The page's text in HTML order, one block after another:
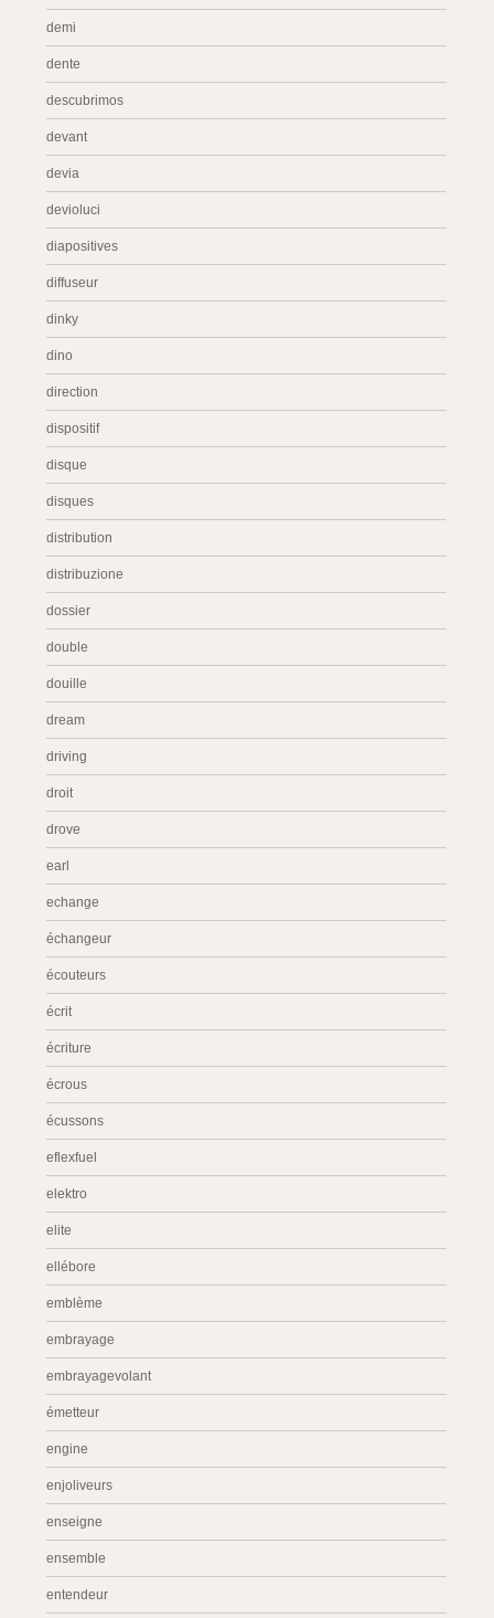
demi
dente
descubrimos
devant
devia
devioluci
diapositives
diffuseur
dinky
dino
direction
dispositif
disque
disques
distribution
distribuzione
dossier
double
douille
dream
driving
droit
drove
earl
echange
échangeur
écouteurs
écrit
écriture
écrous
écussons
eflexfuel
elektro
elite
ellébore
emblème
embrayage
embrayagevolant
émetteur
engine
enjoliveurs
enseigne
ensemble
entendeur